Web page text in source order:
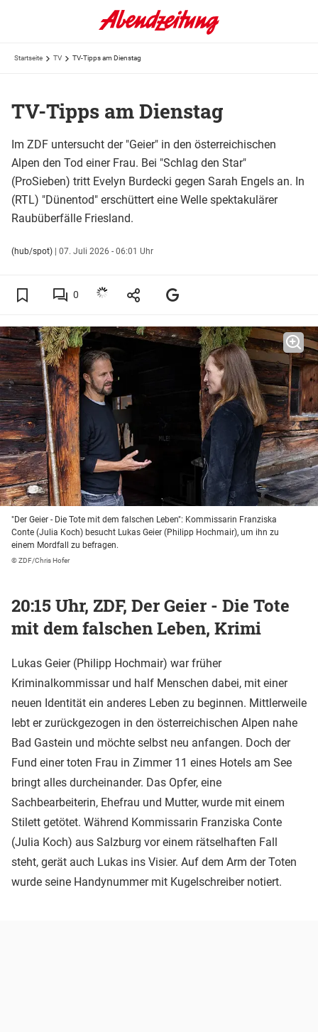
Startseite TV TV-Tipps am Dienstag
TV-Tipps am Dienstag
Im ZDF untersucht der "Geier" in den österreichischen
Alpen den Tod einer Frau. Bei "Schlag den Star"
(ProSieben) tritt Evelyn Burdecki gegen Sarah Engels an. In
(RTL) "Dünentod" erschüttert eine Welle spektakulärer
Raubüberfälle Friesland.
(hub/spot) | 07. Juli 2026 - 06:01 Uhr
0
"Der Geier - Die Tote mit dem falschen Leben": Kommissarin Franziska
Conte (Julia Koch) besucht Lukas Geier (Philipp Hochmair), um ihn zu
einem Mordfall zu befragen.
© ZDF/Chris Hofer
20:15 Uhr, ZDF, Der Geier - Die Tote
mit dem falschen Leben, Krimi
Lukas Geier (Philipp Hochmair) war früher
Kriminalkommissar und half Menschen dabei, mit einer
neuen Identität ein anderes Leben zu beginnen. Mittlerweile
lebt er zurückgezogen in den österreichischen Alpen nahe
Bad Gastein und möchte selbst neu anfangen. Doch der
Fund einer toten Frau in Zimmer 11 eines Hotels am See
bringt alles durcheinander. Das Opfer, eine
Sachbearbeiterin, Ehefrau und Mutter, wurde mit einem
Stilett getötet. Während Kommissarin Franziska Conte
(Julia Koch) aus Salzburg vor einem rätselhaften Fall
steht, gerät auch Lukas ins Visier. Auf dem Arm der Toten
wurde seine Handynummer mit Kugelschreiber notiert.